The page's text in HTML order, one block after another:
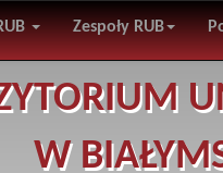
Zespoły RUB
W